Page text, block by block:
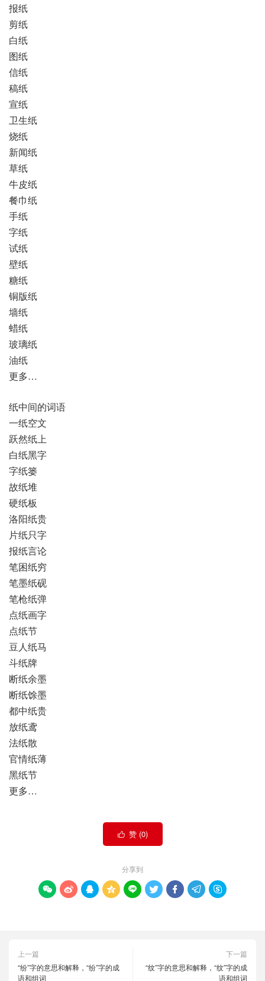
报纸
剪纸
白纸
图纸
信纸
稿纸
宣纸
卫生纸
烧纸
新闻纸
草纸
牛皮纸
餐巾纸
手纸
字纸
试纸
壁纸
糖纸
铜版纸
墙纸
蜡纸
玻璃纸
油纸
更多…
纸中间的词语
一纸空文
跃然纸上
白纸黑字
字纸篓
故纸堆
硬纸板
洛阳纸贵
片纸只字
报纸言论
笔困纸穷
笔墨纸砚
笔枪纸弹
点纸画字
点纸节
豆人纸马
斗纸牌
断纸余墨
断纸馀墨
都中纸贵
放纸鸢
法纸散
官情纸薄
黑纸节
更多…
 赞 (0)
分享到
        
上一篇
“纷”字的意思和解释，“纷”字的成
语和组词
下一篇
“纹”字的意思和解释，“纹”字的成
语和组词